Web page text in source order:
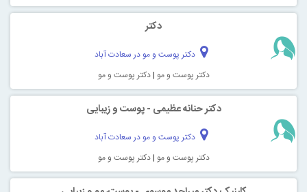
دکتر
دکتر پوست و مو در سعادت آباد
دکتر پوست و مو |دکتر پوست و مو
دکتر حنانه عظیمی - پوست و زیبایی
دکتر پوست و مو در سعادت آباد
دکتر پوست و مو |دکتر پوست و مو